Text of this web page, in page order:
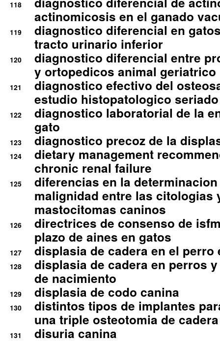
118
actinomicosis en el ganado
119
diagnostico diferencial en
tracto urinario inferior
120
diagnostico diferencial entre
y ortopedicos animal geriatrico
121
diagnostico efectivo del
estudio histopatologico seriado
122
diagnostico laboratorial de la
gato
123 diagnostico precoz de la
124
dietary management
chronic renal failure
125
diferencias en la
malignidad entre las citologias
mastocitomas caninos
126
directrices de consenso de
plazo de aines en gatos
127 displasia de cadera en el perro
128
displasia de cadera en perros
de nacimiento
129 displasia de codo canina
130
distintos tipos de implantes
una triple osteotomia de cadera
131
disuria canina